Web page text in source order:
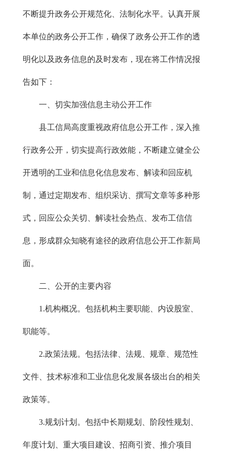
不断提升政务公开规范化、法制化水平。认真开展
本单位的政务公开工作，确保了政务公开工作的透
明化以及政务信息的及时发布，现在将工作情况报
告如下：
一、切实加强信息主动公开工作
县工信局高度重视政府信息公开工作，深入推
行政务公开，切实提高行政效能，不断建立健全公
开透明的工业和信息化信息发布、解读和回应机
制，通过定期发布、组织采访、撰写文章等多种形
式，回应公众关切、解读社会热点、发布工信信
息，形成群众知晓有途径的政府信息公开工作新局
面。
二、公开的主要内容
1.机构概况。包括机构主要职能、内设股室、
职能等。
2.政策法规。包括法律、法规、规章、规范性
文件、技术标准和工业信息化发展各级出台的相关
政策等。
3.规划计划。包括中长期规划、阶段性规划、
年度计划、重大项目建设、招商引资、推介项目